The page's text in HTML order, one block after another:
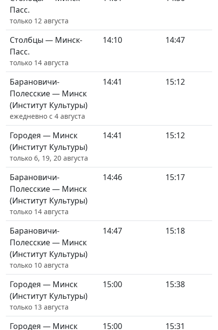
Пасс.
только 12 августа
Столбцы — Минск-
Пасс.
только 14 августа
14:10 14:47
Барановичи-
Полесские — Минск
(Институт Культуры)
ежедневно с 4 августа
14:41 15:12
Городея — Минск
(Институт Культуры)
только 6, 19, 20 августа
14:41 15:12
Барановичи-
Полесские — Минск
(Институт Культуры)
только 14 августа
14:46 15:17
Барановичи-
Полесские — Минск
(Институт Культуры)
только 10 августа
14:47 15:18
Городея — Минск
(Институт Культуры)
только 13 августа
15:00 15:38
Городея — Минск
15:00 15:31